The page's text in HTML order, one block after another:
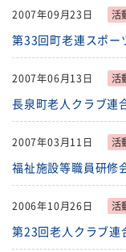
2007年09月23日 活
第33回町老連スポー
2007年06月13日 活
長泉町老人クラブ連
2007年03月11日 活
福祉施設等職員研修
2006年10月26日 活
第23回老人クラブ連